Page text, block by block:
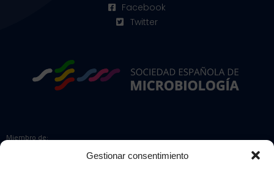
Gestionar consentimiento
Miembro de:
Facebook
Twitter